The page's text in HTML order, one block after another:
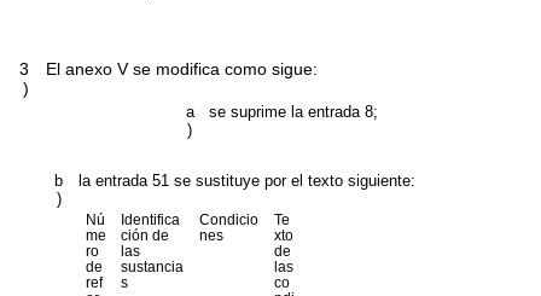
3
)
El anexo V se modifica como sigue:
a
)
se suprime la entrada 8;
b
)
la entrada 51 se sustituye por el texto siguiente:
Nú
me
ro
de
ref
Identifica
ción de
las
sustancia
s
Condicio
nes
Te
xto
de
las
co